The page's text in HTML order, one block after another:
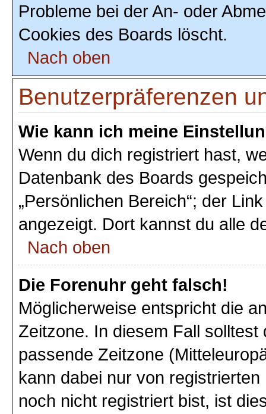
Probleme bei der An- oder
Cookies des Boards löscht.
Nach oben
Benutzerpräferenzen
Wie kann ich meine
Wenn du dich registriert hast,
Datenbank des Boards
„Persönlichen Bereich“; der
angezeigt. Dort kannst du alle
Nach oben
Die Forenuhr geht falsch!
Möglicherweise entspricht die
Zeitzone. In diesem Fall solltest
passende Zeitzone
kann dabei nur von
noch nicht registriert bist, ist